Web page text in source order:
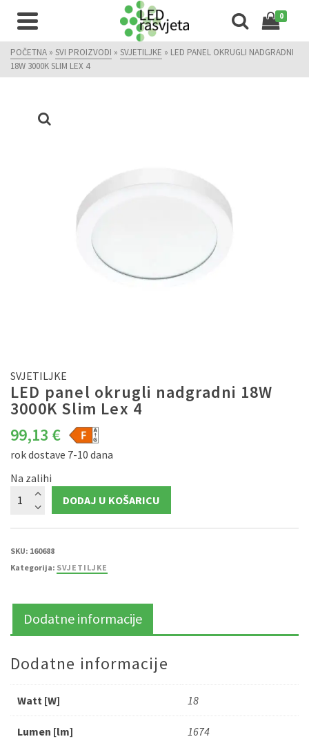
0
POČETNA » SVI PROIZVODI » SVJETILJKE » LED PANEL OKRUGLI NADGRADNI
18W 3000K SLIM LEX 4
SVJETILJKE
LED panel okrugli nadgradni 18W
3000K Slim Lex 4
99,13 €
rok dostave 7-10 dana
Na zalihi
panel
okrugli
Slim
Lex
4
DODAJ U KOŠARICU
SKU: 160688
Kategorija: SVJETILJKE
Dodatne informacije
Dodatne informacije
Watt [W] 18
Lumen [lm] 1674